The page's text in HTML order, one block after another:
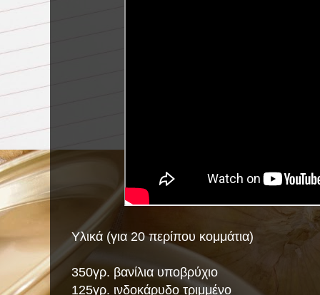
Υλικά (για 20 περίπου κομμάτια)
350γρ. βανίλια υποβρύχιο
125γρ. ινδοκάρυδο τριμμένο